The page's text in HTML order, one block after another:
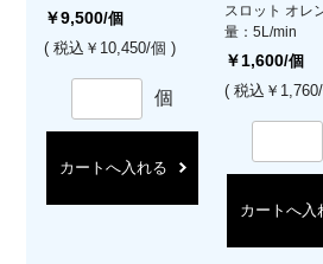
￥9,500/個
( 税込￥10,450/個 )
個
カートへ入れる
スロット オ
量：5L/min
￥1,600/個
( 税込￥
カートへ入